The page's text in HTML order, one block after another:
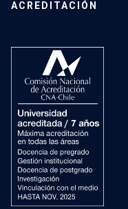
ACREDITACIÓN